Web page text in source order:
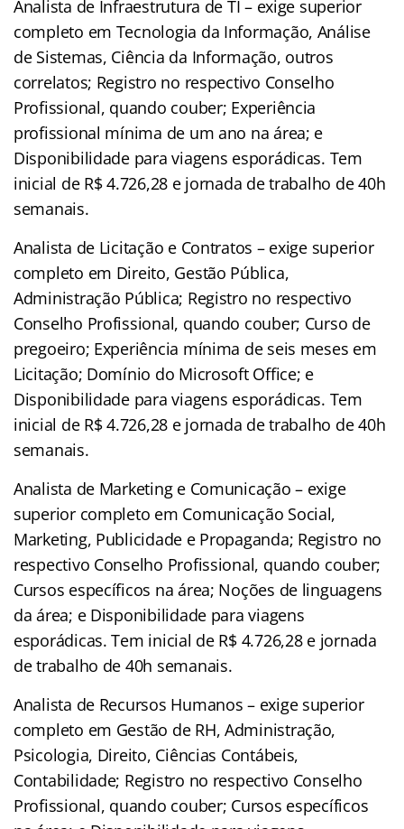
Analista de Infraestrutura de TI – exige superior
completo em Tecnologia da Informação, Análise
de Sistemas, Ciência da Informação, outros
correlatos; Registro no respectivo Conselho
Profissional, quando couber; Experiência
profissional mínima de um ano na área; e
Disponibilidade para viagens esporádicas. Tem
inicial de R$ 4.726,28 e jornada de trabalho de 40h
semanais.
Analista de Licitação e Contratos – exige superior
completo em Direito, Gestão Pública,
Administração Pública; Registro no respectivo
Conselho Profissional, quando couber; Curso de
pregoeiro; Experiência mínima de seis meses em
Licitação; Domínio do Microsoft Office; e
Disponibilidade para viagens esporádicas. Tem
inicial de R$ 4.726,28 e jornada de trabalho de 40h
semanais.
Analista de Marketing e Comunicação – exige
superior completo em Comunicação Social,
Marketing, Publicidade e Propaganda; Registro no
respectivo Conselho Profissional, quando couber;
Cursos específicos na área; Noções de linguagens
da área; e Disponibilidade para viagens
esporádicas. Tem inicial de R$ 4.726,28 e jornada
de trabalho de 40h semanais.
Analista de Recursos Humanos – exige superior
completo em Gestão de RH, Administração,
Psicologia, Direito, Ciências Contábeis,
Contabilidade; Registro no respectivo Conselho
Profissional, quando couber; Cursos específicos